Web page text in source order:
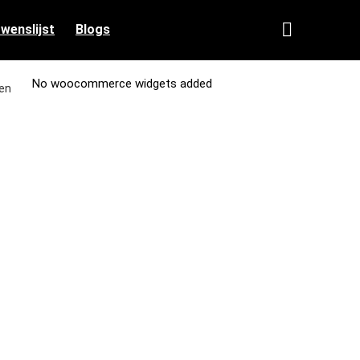
Blogs
No woocommerce widgets added